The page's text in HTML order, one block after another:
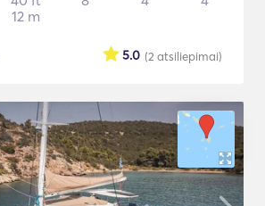
12 m
(2 atsiliepimai)
5.0